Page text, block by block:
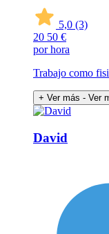
5,0 (3)
20 50 €
por hora
Trabajo como
+ Ver más - Ver
David